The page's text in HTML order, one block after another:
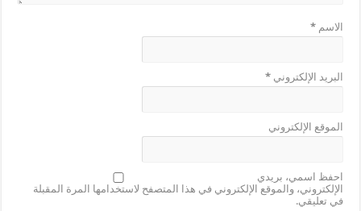
الاسم*
البريد الإلكتروني*
الموقع الإلكتروني
احفظ اسمي، بريدي
الإلكتروني، والموقع الإلكتروني في هذا المتصفح لاستخدامها المرة المقبلة
في تعليقي.